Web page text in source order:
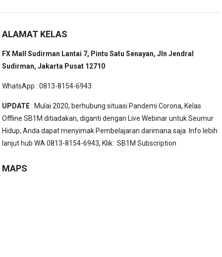
ALAMAT KELAS
FX Mall Sudirman Lantai 7, Pintu Satu Senayan, Jln Jendral
Sudirman, Jakarta Pusat 12710
WhatsApp : 0813-8154-6943
UPDATE: Mulai 2020, berhubung situasi Pandemi Corona, Kelas
Offline SB1M ditiadakan, diganti dengan Live Webinar untuk Seumur
Hidup, Anda dapat menyimak Pembelajaran darimana saja. Info lebih
lanjut hub WA 0813-8154-6943, Klik :SB1M Subscription
MAPS